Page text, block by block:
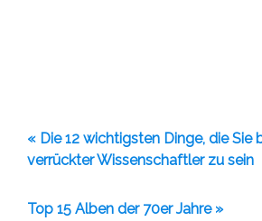
« Die 12 wichtigsten Dinge, die Sie
verrückter Wissenschaftler zu sein
Top 15 Alben der 70er Jahre »